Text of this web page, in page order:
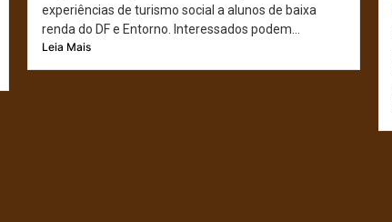
experiências de turismo social a alunos de baixa
renda do DF e Entorno. Interessados podem...
Leia Mais